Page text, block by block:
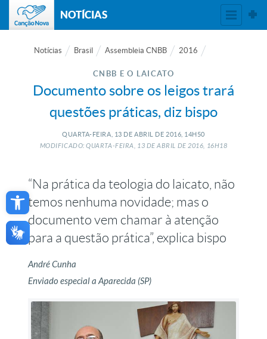
Open toolbar
NOTÍCIAS
Notícias Brasil Assembleia CNBB 2016
CNBB E O LAICATO
Documento sobre os leigos trará
questões práticas, diz bispo
QUARTA-FEIRA, 13 DE ABRIL DE 2016, 14H50
MODIFICADO: QUARTA-FEIRA, 13 DEABRIL DE2016, 16H18
“Na prática da teologia do laicato, não
temos nenhuma novidade; mas o
documento vem chamar à atenção
para a questão prática”, explica bispo
André Cunha
Enviado especial a Aparecida (SP)